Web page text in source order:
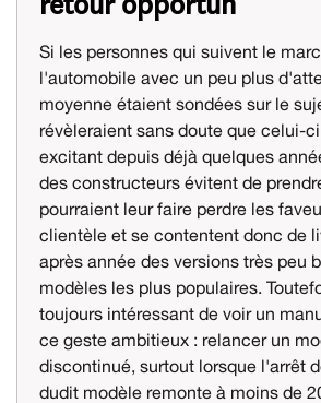
Si les personnes qui suivent le
l'automobile avec un peu plus
moyenne étaient sondées sur le
révèleraient sans doute que celui-
excitant depuis déjà quelques
des constructeurs évitent de
pourraient leur faire perdre les
clientèle et se contentent donc de
après année des versions très peu
modèles les plus populaires.
toujours intéressant de voir un
ce geste ambitieux : relancer un
discontinué, surtout lorsque l'arrêt
dudit modèle remonte à moins de